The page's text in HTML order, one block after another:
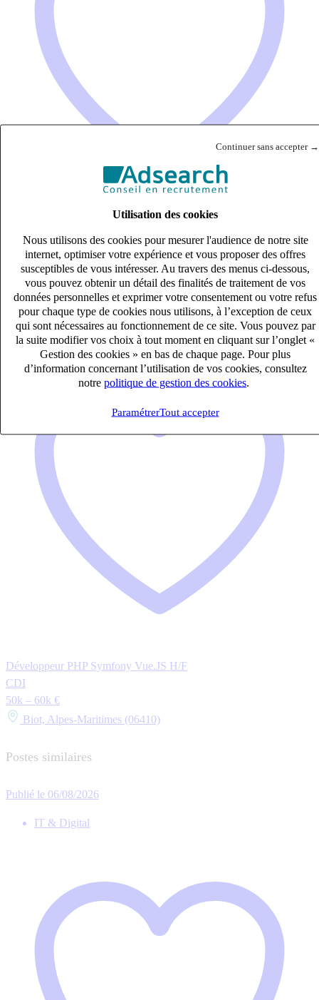
Continuer sans accepter →
Utilisation des cookies
Nous utilisons des cookies pour mesurer l'audience de notre site
internet, optimiser votre expérience et vous proposer des offres
susceptibles de vous intéresser. Au travers des menus ci-dessous,
vous pouvez obtenir un détail des finalités de traitement de vos
données personnelles et exprimer votre consentement ou votre refus
pour chaque type de cookies nous utilisons, à l’exception de ceux
qui sont nécessaires au fonctionnement de ce site. Vous pouvez par
la suite modifier vos choix à tout moment en cliquant sur l’onglet «
Gestion des cookies » en bas de chaque page. Pour plus
d’information concernant l’utilisation de vos cookies, consultez
notre politique de gestion des cookies
ParamétrerTout accepter
CDI
40k – 50k €
Vienne, Rhône (38200)
Publié le 06/08/2026
IT & Digital
Développeur PHP Symfony Vue.JS H/F
CDI
50k – 60k €
Biot, Alpes-Maritimes (06410)
Postes similaires
Publié le 06/08/2026
IT & Digital